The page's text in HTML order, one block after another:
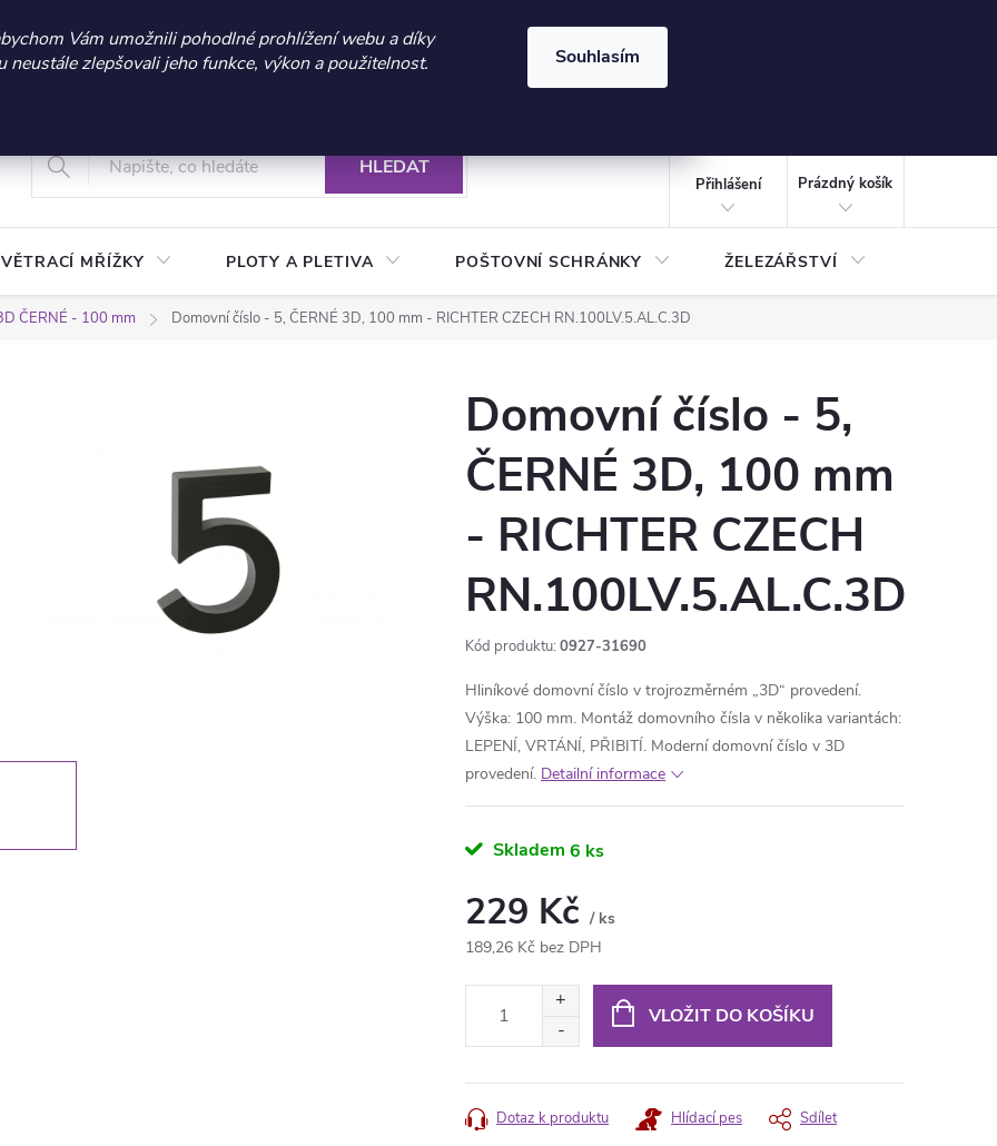
sleva 300 Kč při nákupu nad 3.000 Kč | Platnost do 21.9.2026 ⏰ | Kód: LÉTO2026
Vám umožnili pohodlné prohlížení webu a díky
neustále zlepšovali jeho funkce, výkon a použitelnost.
Souhlasím
+420 604 269 200
Vrácení a reklamace zboží Podmínky ochrany osobních údajů
HLEDAT
Přihlášení
KOŠÍK
Prázdný košík
VĚTRACÍ MŘÍŽKY PLOTY A PLETIVA POŠTOVNÍ SCHRÁNKY ŽELEZÁŘSTVÍ
ČERNÉ - 100 mm Domovní číslo - 5, ČERNÉ 3D, 100 mm - RICHTER CZECH RN.100LV.5.AL.C.3D
Domovní číslo - 5,
ČERNÉ 3D, 100 mm
- RICHTER CZECH
RN.100LV.5.AL.C.3D
Kód produktu: 0927-31690
Hliníkové domovní číslo v trojrozměrném „3D“ provedení.
Výška: 100 mm. Montáž domovního čísla v několika variantách:
LEPENÍ, VRTÁNÍ, PŘIBITÍ. Moderní domovní číslo v 3D
provedení. Detailní informace
Skladem 6 ks
229 Kč / ks
189,26 Kč bez DPH
VLOŽIT DO KOŠÍKU
Dotaz k produktu Hlídací pes Sdílet